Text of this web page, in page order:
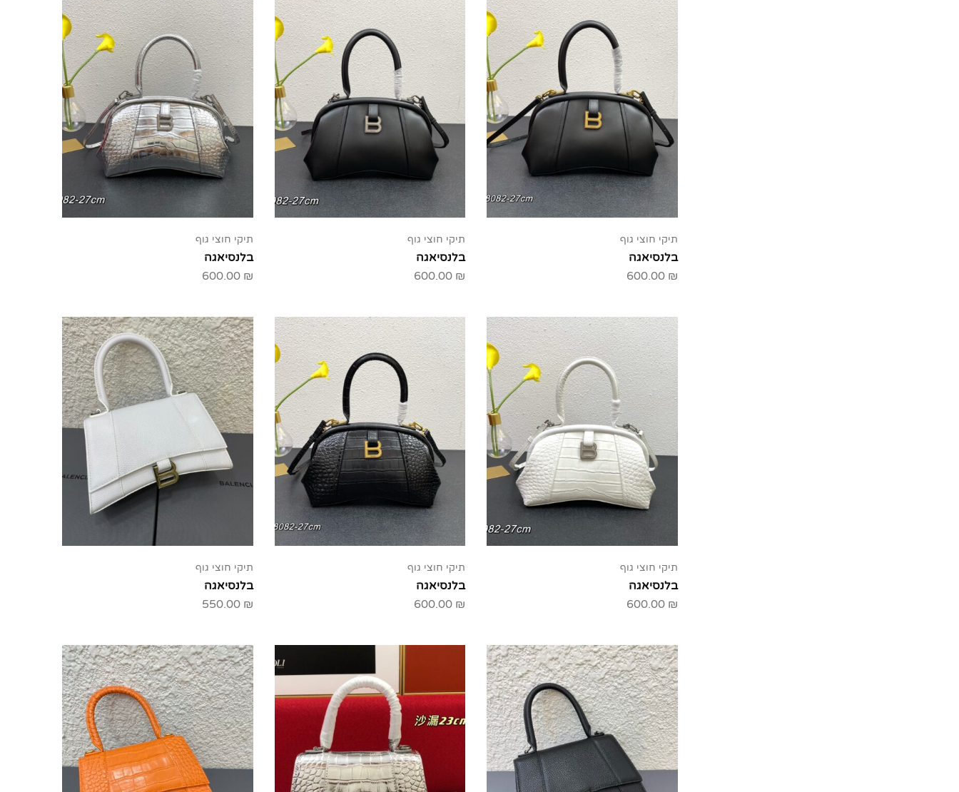
תיקי חוצי גוף
בלנסיאגה
600.00 ₪
תיקי חוצי גוף
בלנסיאגה
600.00 ₪
תיקי חוצי גוף
בלנסיאגה
600.00 ₪
תיקי חוצי גוף
בלנסיאגה
600.00 ₪
תיקי חוצי גוף
בלנסיאגה
600.00 ₪
תיקי חוצי גוף
בלנסיאגה
550.00 ₪